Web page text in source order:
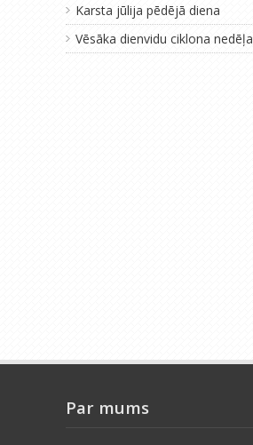
Karsta jūlija pēdējā diena
Vēsāka dienvidu ciklona nedēļa
Par mums